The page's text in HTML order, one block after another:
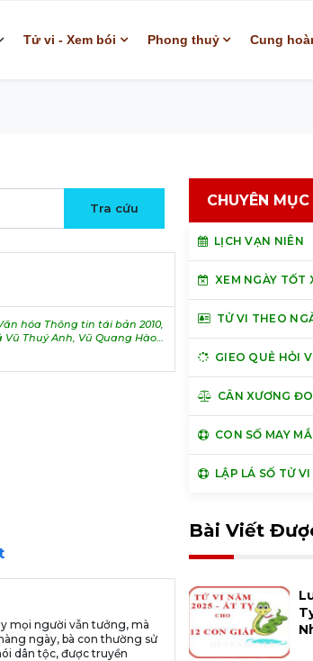
Tử vi - Xem bói Phong thuỷ Cung
hóa Thông tin tái bản 2010,
Thuý Anh, Vũ Quang Hào…
mọi người vẫn tưởng, mà
ngày, bà con thường sử
dân tộc, được truyền
CHUYÊN MỤC
LỊCH VẠN NIÊN
XEM NGÀY TỐT
TỬ VI THEO
GIEO QUẺ HỎI
CÂN XƯƠNG
CON SỐ MAY
LẬP LÁ SỐ TỬ
Bài Viết